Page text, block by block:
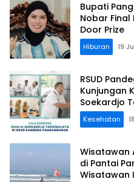
Bupati
Nobar Final
Door Prize
Hiburan 19
RSUD
Kunjungan
Soekardjo
Kesehatan
Wisatawan
di Pantai
Wisatawan